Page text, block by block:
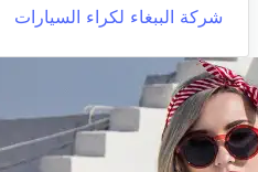
شركة الببغاء لكراء السيارات